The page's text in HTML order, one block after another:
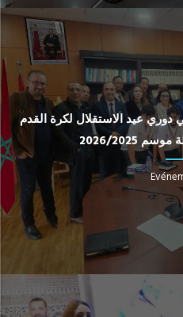
دوري عيد الاستقلال لكرة القدم
2025